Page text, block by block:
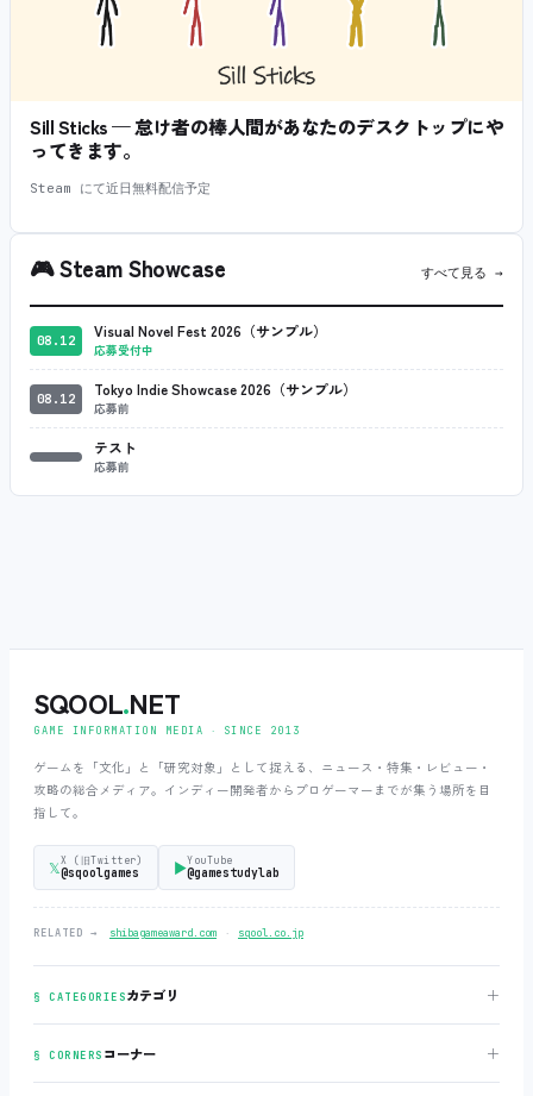
Sill Sticks — 怠け者の棒人間があなたのデスクトップにや
ってきます。
Steam にて近日無料配信予定
🎮Steam Showcase すべて見る →
08.12 Visual Novel Fest 2026（サンプル）
応募受付中
08.12 Tokyo Indie Showcase 2026（サンプル）
応募前
テスト
応募前
SQOOL.NET
GAME INFORMATION MEDIA ‧ SINCE 2013
ゲームを「文化」と「研究対象」として捉える、ニュース・特集・レビュー・
攻略の総合メディア。インディー開発者からプロゲーマーまでが集う場所を目
指して。
𝕏X (旧Twitter)
@sqoolgames ▶YouTube
@gamestudylab
RELATED → shibagameaward.com ‧ sqool.co.jp
§ CATEGORIESカテゴリ ＋
§ CORNERS コーナー ＋